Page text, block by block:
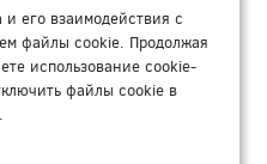
его взаимодействия с
файлы cookie. Продолжая
использование cookie-
файлы cookie в